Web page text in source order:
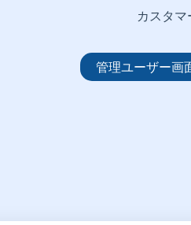
カスタ
管理ユーザー画